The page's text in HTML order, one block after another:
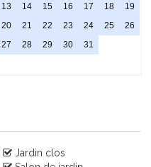
13
14 15 16 17 18
19
20
21 22 23 24 25
26
27
28 29 30 31
Jardin clos